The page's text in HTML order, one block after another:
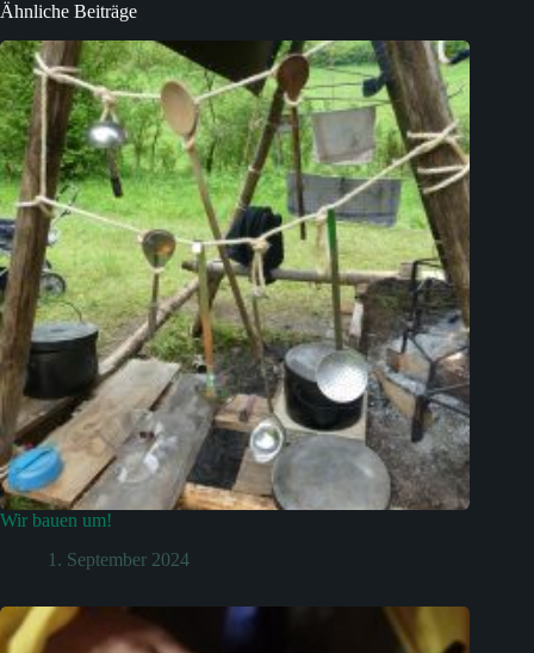
Ähnliche Beiträge
Wir bauen um!
1. September 2024